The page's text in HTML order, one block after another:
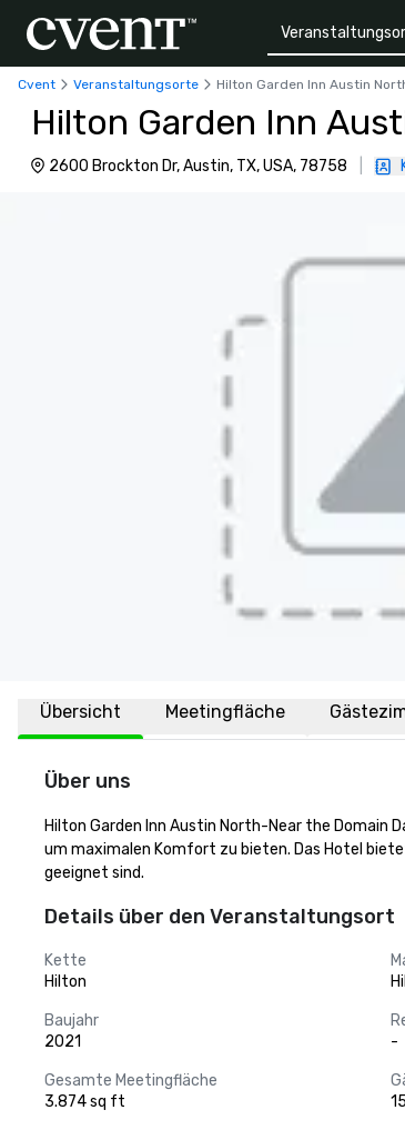
Cvent Veranstaltungsorte Hilton Garden Inn Austin
Hilton Garden Inn
2600 Brockton Dr, Austin, TX, USA, 78758
Übersicht Meetingfläche
Über uns
Hilton Garden Inn Austin North-Near the
um maximalen Komfort zu bieten. Das Hotel
geeignet sind.
Details über den Veranstaltungsort
Kette
Hilton
Baujahr
2021
-
Gesamte Meetingfläche
3.874 sq ft